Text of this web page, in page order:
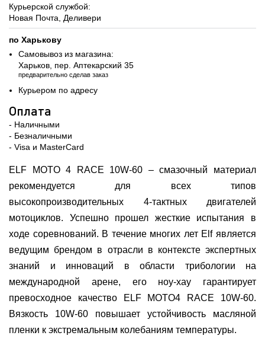
Курьерской службой:
Новая Почта, Деливери
по Харькову
Самовывоз из магазина:
Харьков, пер. Аптекарский 35
предварительно сделав заказ
Курьером по адресу
Оплата
- Наличными
- Безналичными
- Visa и MasterCard
ELF MOTO 4 RACE 10W-60 – смазочный материал
рекомендуется для всех типов
высокопроизводительных 4-тактных двигателей
мотоциклов. Успешно прошел жесткие испытания в
ходе соревнований. В течение многих лет Elf является
ведущим брендом в отрасли в контексте экспертных
знаний и инноваций в области трибологии на
международной арене, его ноу-хау гарантирует
превосходное качество ELF MOTO4 RACE 10W-60.
Вязкость 10W-60 повышает устойчивость масляной
пленки к экстремальным колебаниям температуры.